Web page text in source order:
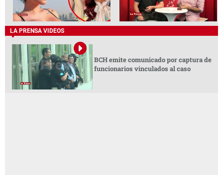
LA PRENSA VIDEOS
BCH emite comunicado por captura de
funcionarios vinculados al caso